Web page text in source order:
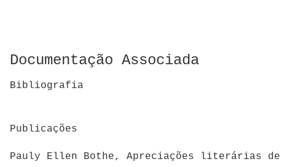
Documentação Associada
Bibliografia
Publicações
Pauly Ellen Bothe, Apreciações literárias de